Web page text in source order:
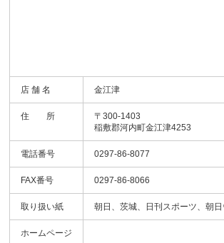
店 舗 名 金江津
住 所
〒300-1403
稲敷郡河内町金江津4253
電話番号 0297-86-8077
FAX番号 0297-86-8066
取り扱い紙 朝日、茨城、日刊スポーツ、朝
ホームページ